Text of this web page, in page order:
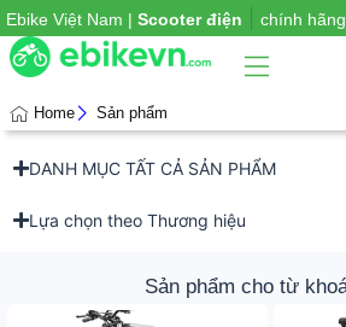
Ebike Việt Nam | Scooter điện chính hãng
Home Sản phẩm
DANH MỤC TẤT CẢ SẢN PHẨM
Lựa chọn theo Thương hiệu
Sản phẩm cho từ